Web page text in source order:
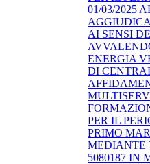
01/03/2025
AI SENSI
ENERGIA
DI
PER IL
PRIMO
MEDIANTE
5080187 IN